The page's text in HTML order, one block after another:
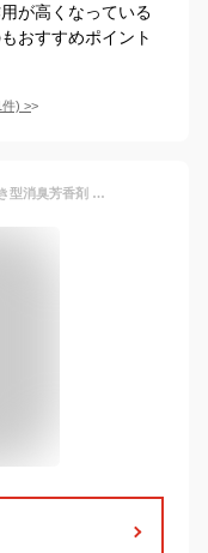
が高くなっている
おすすめポイント
件) >
アース・ペット パックリンリキッド 置き型消臭芳香剤 ホワイトムスクの香り 60日用